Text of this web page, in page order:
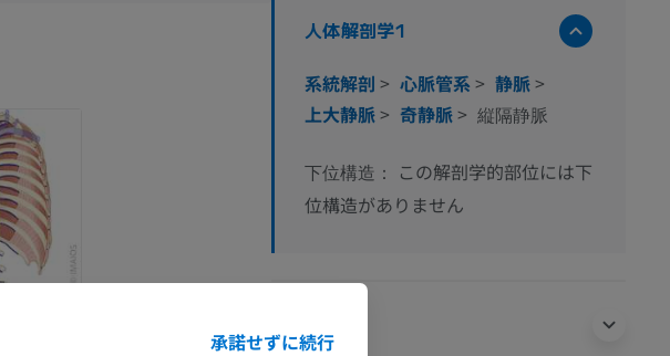
人体解剖学1
系統解剖 > 心脈管系> 静脈>
上大静脈> 奇静脈> 縦隔静脈
下位構造：
この解剖学的部位には下
位構造がありません
承諾せずに続行